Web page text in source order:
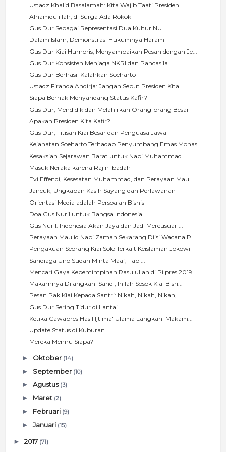
Ustadz Khalid Basalamah: Kita Wajib Taati Presiden
Alhamdulillah, di Surga Ada Rokok
Gus Dur Sebagai Representasi Dua Kultur NU
Dalam Islam, Demonstrasi Hukumnya Haram
Gus Dur Kiai Humoris, Menyampaikan Pesan dengan Je...
Gus Dur Konsisten Menjaga NKRI dan Pancasila
Gus Dur Berhasil Kalahkan Soeharto
Ustadz Firanda Andirja: Jangan Sebut Presiden Kita...
Siapa Berhak Menyandang Status Kafir?
Gus Dur, Mendidik dan Melahirkan Orang-orang Besar
Apakah Presiden Kita Kafir?
Gus Dur, Titisan Kiai Besar dan Penguasa Jawa
Kejahatan Soeharto Terhadap Penyumbang Emas Monas
Kesaksian Sejarawan Barat untuk Nabi Muhammad
Masuk Neraka karena Rajin Ibadah
Evi Effendi, Kesesatan Muhammad, dan Perayaan Maul...
Jancuk, Ungkapan Kasih Sayang dan Perlawanan
Orientasi Media adalah Persoalan Bisnis
Doa Gus Nuril untuk Bangsa Indonesia
Gus Nuril: Indonesia Akan Jaya dan Jadi Mercusuar ...
Perayaan Maulid Nabi Zaman Sekarang Diisi Wacana P...
Pengakuan Seorang Kiai Solo Terkait Keislaman Jokowi
Sandiaga Uno Sudah Minta Maaf, Tapi...
Mencari Gaya Kepemimpinan Rasulullah di Pilpres 2019
Makamnya Dilangkahi Sandi, Inilah Sosok Kiai Bisri...
Pesan Pak Kiai Kepada Santri: Nikah, Nikah, Nikah,...
Gus Dur Sering Tidur di Lantai
Ketika Cawapres Hasil Ijtima' Ulama Langkahi Makam...
Update Status di Kuburan
Mereka Meniru Siapa?
► Oktober (14)
► September (10)
► Agustus (3)
► Maret (2)
► Februari (9)
► Januari (15)
► 2017 (71)